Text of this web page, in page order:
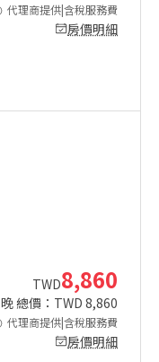
代理商提供|含稅服務費
房價明細
TWD8,860
晚 總價：TWD 8,860
代理商提供|含稅服務費
房價明細